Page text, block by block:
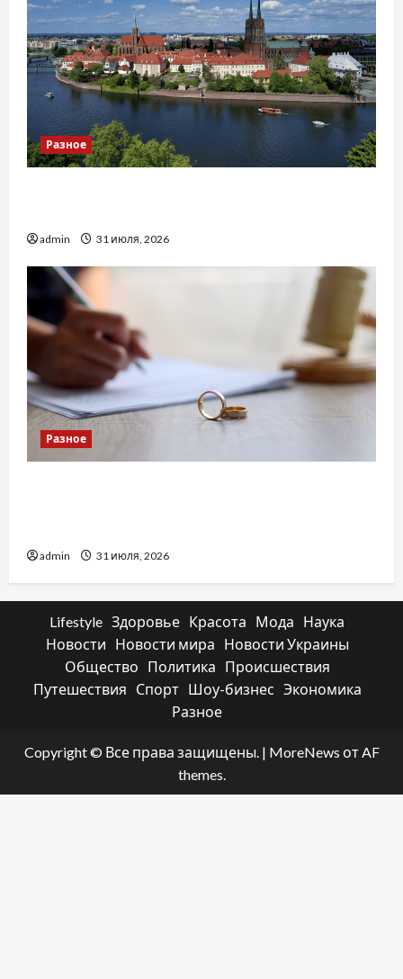
Разное
admin 31 июля, 2026
Разное
admin 31 июля, 2026
Lifestyle Здоровье Красота Мода
Наука
Новости
Новости мира
Новости Украины
Общество
Политика
Происшествия
Путешествия
Спорт Шоу-бизнес Экономика
Разное
Copyright © Все права защищены. | MoreNews от AF
themes.